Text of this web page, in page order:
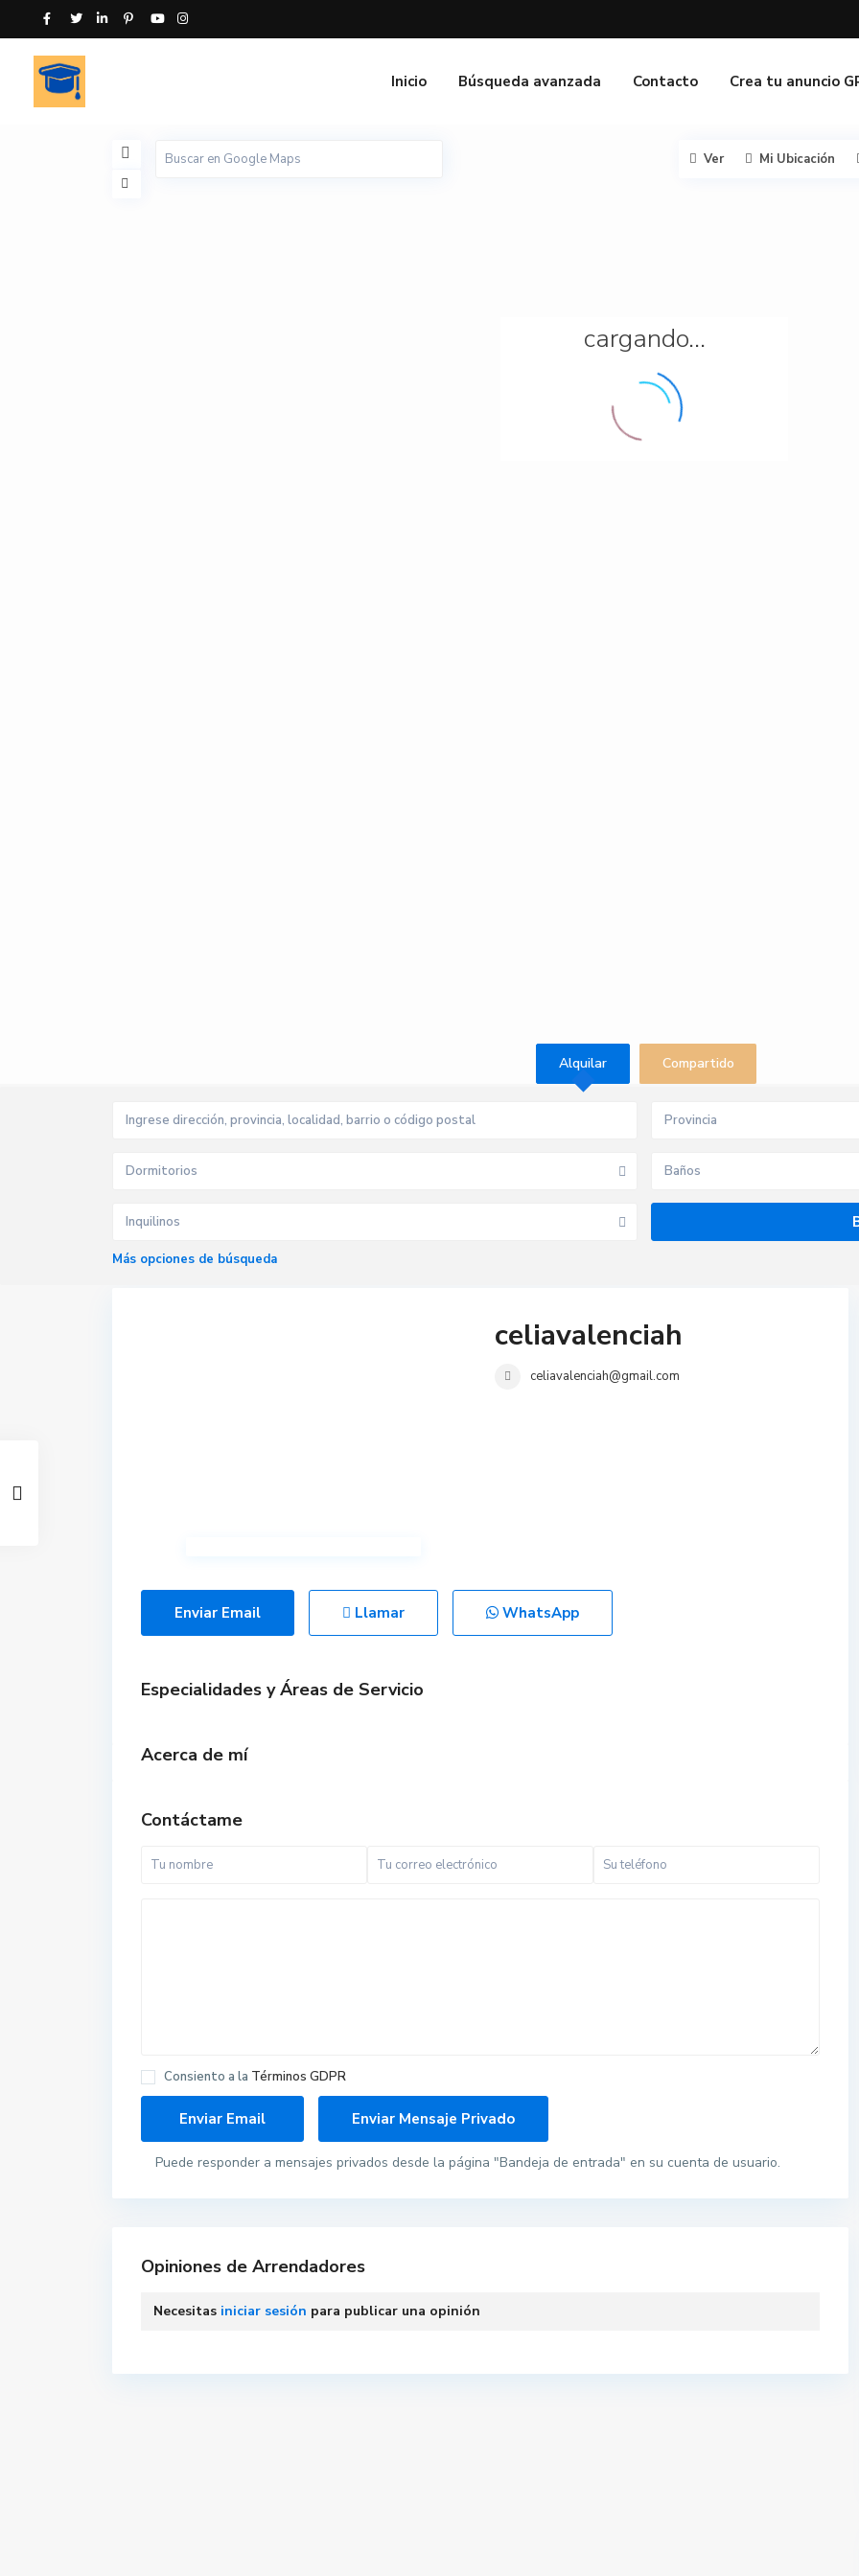
Inicio Búsqueda avanzada Contacto Crea tu anuncio
cargando...
Ver Mi Ubicación
Alquilar Compartido
Provincia
Dormitorios Baños
Inquilinos
Más opciones de búsqueda
celiavalenciah
celiavalenciah@gmail.com
Enviar Email Llamar WhatsApp
Especialidades y Áreas de Servicio
Acerca de mí
Contáctame
Consiento a la Términos GDPR
Puede responder a mensajes privados desde la página "Bandeja de entrada" en su cuenta de usuario.
Opiniones de Arrendadores
Necesitas iniciar sesión para publicar una opinión